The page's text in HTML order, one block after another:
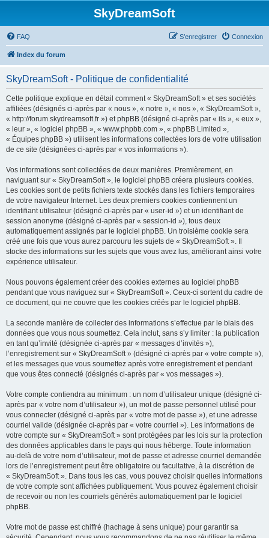
SkyDreamSoft
FAQ Connexion
S’enregistrer
Index du forum
SkyDreamSoft - Politique de confidentialité
Cette politique explique en détail comment « SkyDreamSoft » et ses sociétés
affiliées (désignés ci-après par « nous », « notre », « nos », « SkyDreamSoft »,
« http://forum.skydreamsoft.fr ») et phpBB (désigné ci-après par « ils », « eux »,
« leur », « logiciel phpBB », « www.phpbb.com », « phpBB Limited »,
« Équipes phpBB ») utilisent les informations collectées lors de votre utilisation
de ce site (désignées ci-après par « vos informations »).
Vos informations sont collectées de deux manières. Premièrement, en
naviguant sur « SkyDreamSoft », le logiciel phpBB créera plusieurs cookies.
Les cookies sont de petits fichiers texte stockés dans les fichiers temporaires
de votre navigateur Internet. Les deux premiers cookies contiennent un
identifiant utilisateur (désigné ci-après par « user-id ») et un identifiant de
session anonyme (désigné ci-après par « session-id »), tous deux
automatiquement assignés par le logiciel phpBB. Un troisième cookie sera
créé une fois que vous aurez parcouru les sujets de « SkyDreamSoft ». Il
stocke des informations sur les sujets que vous avez lus, améliorant ainsi votre
expérience utilisateur.
Nous pouvons également créer des cookies externes au logiciel phpBB
pendant que vous naviguez sur « SkyDreamSoft ». Ceux-ci sortent du cadre de
ce document, qui ne couvre que les cookies créés par le logiciel phpBB.
La seconde manière de collecter des informations s’effectue par le biais des
données que vous nous soumettez. Cela inclut, sans s’y limiter : la publication
en tant qu’invité (désignée ci-après par « messages d’invités »),
l’enregistrement sur « SkyDreamSoft » (désigné ci-après par « votre compte »),
et les messages que vous soumettez après votre enregistrement et pendant
que vous êtes connecté (désignés ci-après par « vos messages »).
Votre compte contiendra au minimum : un nom d’utilisateur unique (désigné ci-
après par « votre nom d’utilisateur »), un mot de passe personnel utilisé pour
vous connecter (désigné ci-après par « votre mot de passe »), et une adresse
courriel valide (désignée ci-après par « votre courriel »). Les informations de
votre compte sur « SkyDreamSoft » sont protégées par les lois sur la protection
des données applicables dans le pays qui nous héberge. Toute information
au-delà de votre nom d’utilisateur, mot de passe et adresse courriel demandée
lors de l’enregistrement peut être obligatoire ou facultative, à la discrétion de
« SkyDreamSoft ». Dans tous les cas, vous pouvez choisir quelles informations
de votre compte sont affichées publiquement. Vous pouvez également choisir
de recevoir ou non les courriels générés automatiquement par le logiciel
phpBB.
Votre mot de passe est chiffré (hachage à sens unique) pour garantir sa